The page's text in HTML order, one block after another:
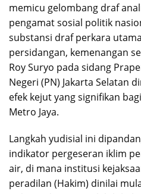
memicu gelombang draf
pengamat sosial politik
substansi draf perkara
persidangan, kemenangan
Roy Suryo pada sidang
Negeri (PN) Jakarta Selatan
efek kejut yang signifikan
Metro Jaya.
Langkah yudisial ini
indikator pergeseran iklim
air, di mana institusi
peradilan (Hakim) dinilai